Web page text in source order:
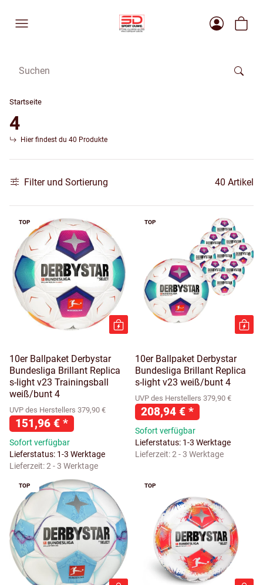
Startseite
4
Hier findest du 40 Produkte
Filter und Sortierung 40 Artikel
TOP
10er Ballpaket Derbystar
Bundesliga Brillant Replica
s-light v23 Trainingsball
weiß/bunt 4
UVP des Herstellers 379,90 €
151,96 € *
Sofort verfügbar
Lieferstatus: 1-3 Werktage
Lieferzeit:2 - 3 Werktage
TOP
10er Ballpaket Derbystar
Bundesliga Brillant Replica
s-light v23 weiß/bunt 4
UVP des Herstellers 379,90 €
208,94 € *
Sofort verfügbar
Lieferstatus: 1-3 Werktage
Lieferzeit:2 - 3 Werktage
TOP TOP